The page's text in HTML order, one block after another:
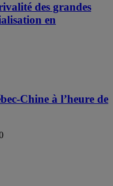
des grandes
en
Chine à l’heure de